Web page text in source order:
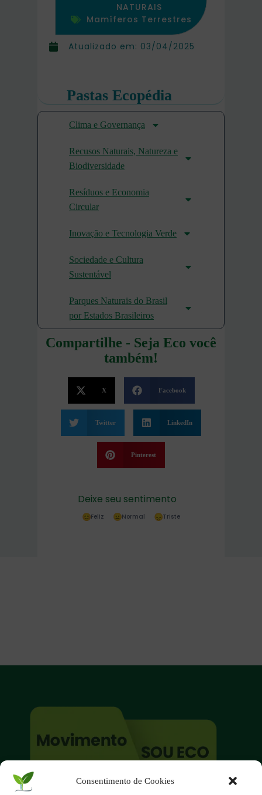
Consentimento de Cookies
Atualizado em: 03/04/2025
NATURAIS
Mamíferos Terrestres
Pastas Ecopédia
Clima e Governança
Recusos Naturais, Natureza e
Biodiversidade
Resíduos e Economia
Circular
Inovação e Tecnologia Verde
Sociedade e Cultura
Sustentável
Parques Naturais do Brasil
por Estados Brasileiros
Compartilhe - Seja Eco você
também!
X Facebook
Twitter LinkedIn
Pinterest
Deixe seu sentimento
Feliz Normal Triste